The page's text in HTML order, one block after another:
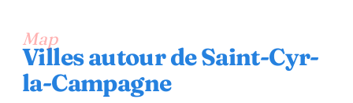
Map
Villes autour de Saint-Cyr-
la-Campagne